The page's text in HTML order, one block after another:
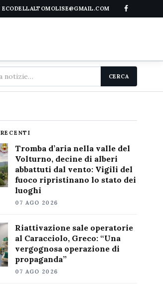
ECODELLALTOMOLISE@GMAIL.COM
CERCA
Tromba d’aria nella valle del
Volturno, decine di alberi
abbattuti dal vento: Vigili del
fuoco ripristinano lo stato dei
luoghi
07 AGO 2026
Riattivazione sale operatorie
al Caracciolo, Greco: “Una
vergognosa operazione di
propaganda”
07 AGO 2026